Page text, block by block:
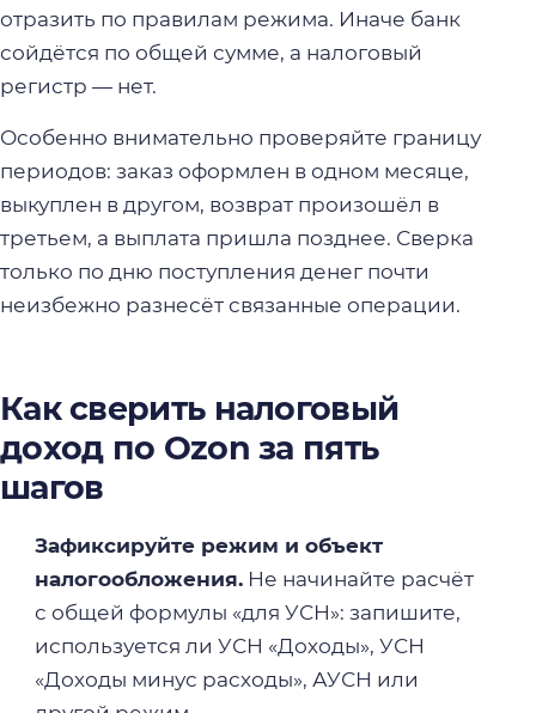
отразить по правилам режима. Иначе банк
сойдётся по общей сумме, а налоговый
регистр — нет.
Особенно внимательно проверяйте границу
периодов: заказ оформлен в одном месяце,
выкуплен в другом, возврат произошёл в
третьем, а выплата пришла позднее. Сверка
только по дню поступления денег почти
неизбежно разнесёт связанные операции.
Как сверить налоговый
доход по Ozon за пять
шагов
Зафиксируйте режим и объект
налогообложения.Не начинайте расчёт
с общей формулы «для УСН»: запишите,
используется ли УСН «Доходы», УСН
«Доходы минус расходы», АУСН или